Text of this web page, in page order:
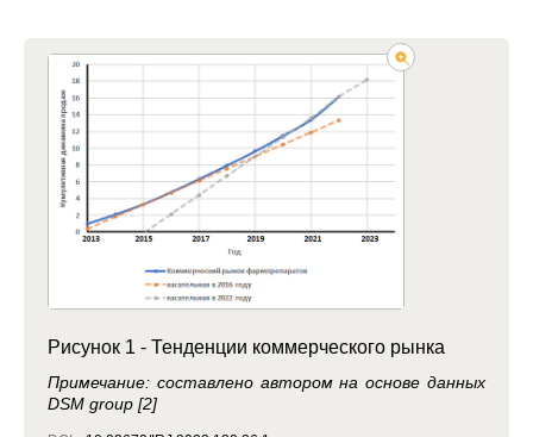
Рисунок 1 - Тенденции коммерческого рынка
Примечание: составлено автором на основе данных
DSM group [2]